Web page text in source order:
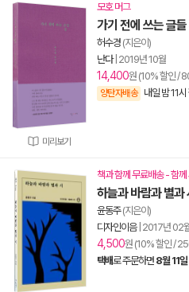
미리보기
모호 머그
가기 전에 쓰는 글들
허수경 (지은이)
난다| 2019년 10월
14,400원 (10% 할인 /
양탄자배송 내일 밤 11시
책과 함께 무료배송 - 함께
하늘과 바람과 별과
윤동주(지은이)
디자인이음| 2017년 02
4,500원 (10% 할인 /
택배로 주문하면 8월 11